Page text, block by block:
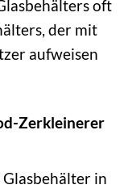
oft
der mit
aufweisen
Zerkleinerer
in